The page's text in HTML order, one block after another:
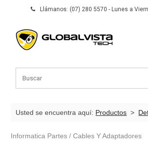
Llámanos: (07) 280 5570 - Lunes a
Usted se encuentra aquí: Productos >
Informatica Partes Cables Y Adaptadores